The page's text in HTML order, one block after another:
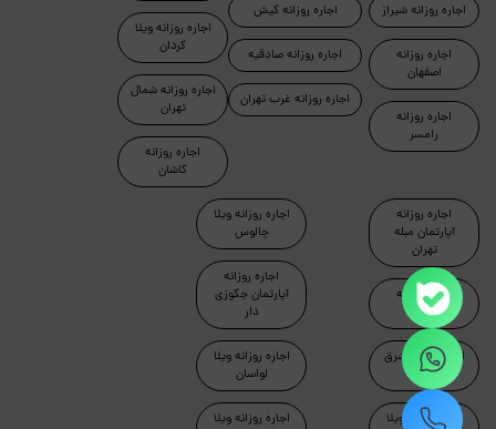
اجاره روزانه شیراز
اجاره روزانه
اصفهان
اجاره روزانه
رامسر
اجاره روزانه کیش
اجاره روزانه صادقیه
اجاره روزانه غرب تهران
اجاره روزانه ویلا
کردان
اجاره روزانه شمال
تهران
اجاره روزانه
کاشان
اجاره روزانه
آپارتمان مبله
تهران
اجاره روزانه
ماسال
اجاره روزانه شرق
تهران
اجاره روزانه ویلا
اجاره روزانه ویلا
چالوس
اجاره روزانه
آپارتمان جکوزی
دار
اجاره روزانه ویلا
لواسان
اجاره روزانه ویلا